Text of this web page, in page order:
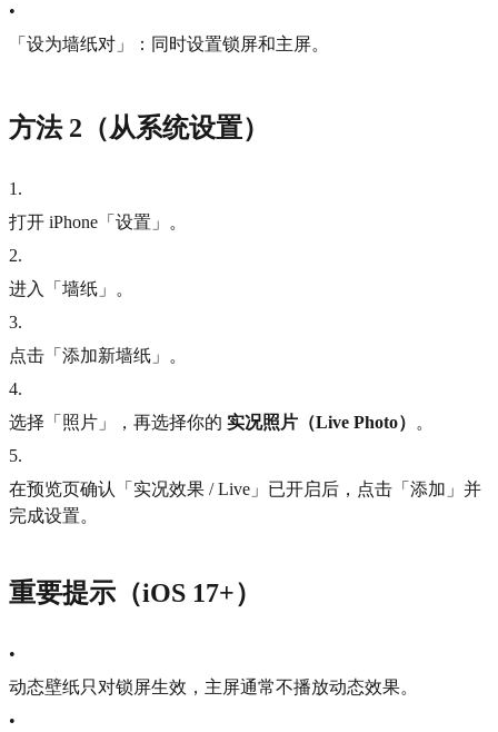
•
「设为墙纸对」：同时设置锁屏和主屏。
方法 2（从系统设置）
1 .
打开 iPhone「设置」。
2.
进入「墙纸」。
3.
点击「添加新墙纸」。
4.
选择「照片」，再选择你的 实况照片（Live Photo）
。
5.
在预览页确认「实况效果 / Live」已开启后，点击「添加」并
完成设置。
重要提示（iOS 17+）
•
动态壁纸只对锁屏生效，主屏通常不播放动态效果。
•